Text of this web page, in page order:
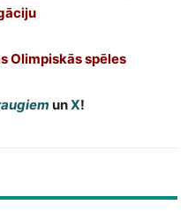
Olimpiskās spēles
unX!